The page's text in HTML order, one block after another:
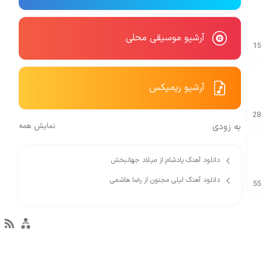
15
28
55
آرشیو موسیقی محلی
آرشیو ریمیکس
به زودی نمایش همه
دانلود آهنگ یادشام از میلاد جهانبخش
دانلود آهنگ لیلی مجنون از رضا هاشمی